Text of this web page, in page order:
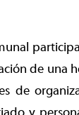
de una
de